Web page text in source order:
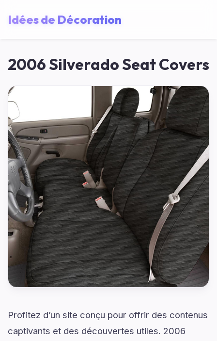
Idées de Décoration
2006 Silverado Seat Covers
Profitez d’un site conçu pour offrir des contenus
captivants et des découvertes utiles. 2006